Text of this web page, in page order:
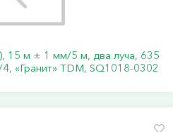
15 м ± 1 мм/5 м, два луча, 635
«Гранит» TDM, SQ1018-0302